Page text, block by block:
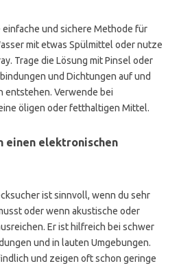
und sichere Methode für
mit etwas Spülmittel oder nutze
Trage die Lösung mit Pinsel oder
und Dichtungen auf und
entstehen. Verwende bei
öligen oder fetthaltigen Mittel.
einen elektronischen
ist sinnvoll, wenn du sehr
oder wenn akustische oder
Er ist hilfreich bei schwer
und in lauten Umgebungen.
und zeigen oft schon geringe